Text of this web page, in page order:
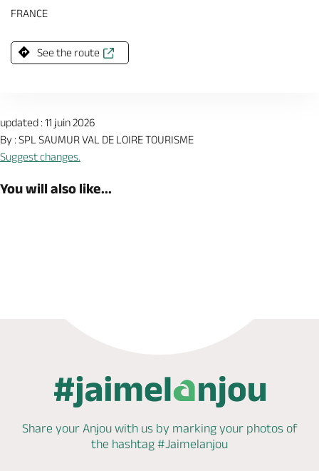
FRANCE
See the route
updated : 11 juin 2026
By : SPL SAUMUR VAL DE LOIRE TOURISME
Suggest changes.
You will also like...
Share your Anjou with us by markingyour photos of
the hashtag #Jaimelanjou